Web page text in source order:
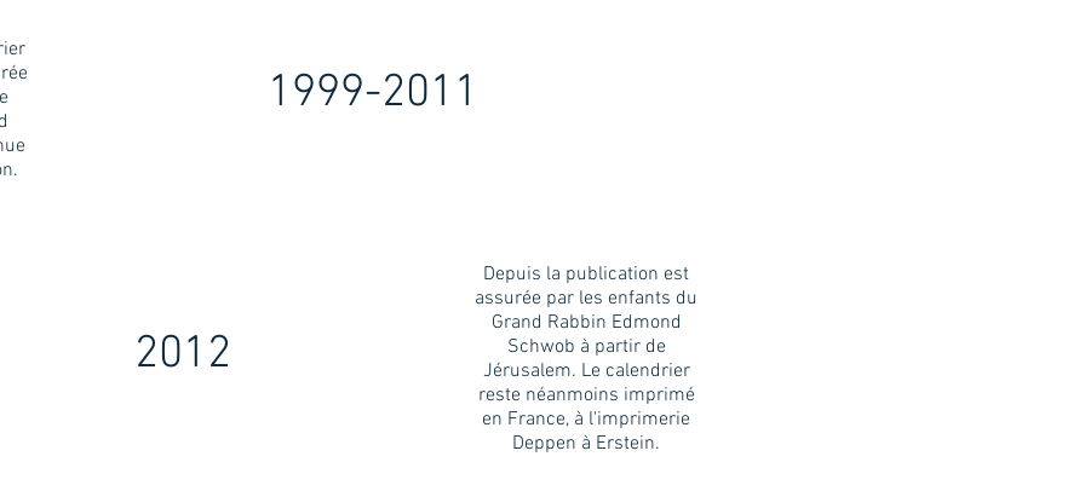
2012
1999-2011
Depuis la publication est
assurée par les enfants du
Grand Rabbin Edmond
Schwob à partir de
Jérusalem. Le calendrier
reste néanmoins imprimé
en France, à l'imprimerie
Deppen à Erstein.